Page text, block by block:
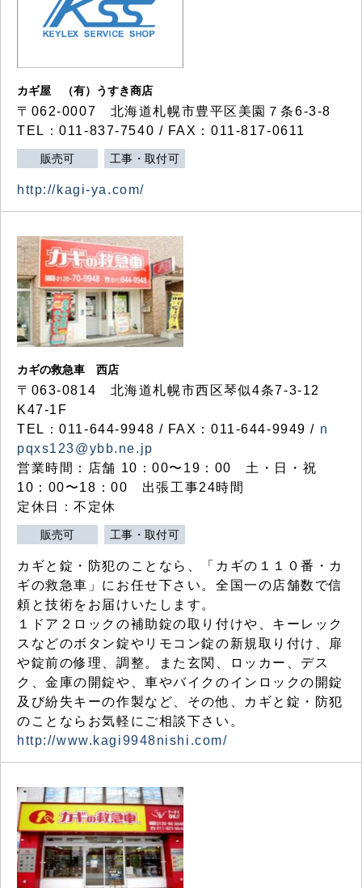
カギ屋 （有）うすき商店
〒062-0007 北海道札幌市豊平区美園７条6-3-8
TEL：011-837-7540 / FAX：011-817-0611
販売可 工事・取付可
http://kagi-ya.com/
カギの救急車 西店
〒063-0814 北海道札幌市西区琴似4条7-3-12
K47-1F
TEL：011-644-9948 / FAX：011-644-9949 / n
pqxs123@ybb.ne.jp
営業時間：店舗 10：00〜19：00 土・日・祝
10：00〜18：00 出張工事24時間
定休日：不定休
販売可 工事・取付可
カギと錠・防犯のことなら、「カギの１１０番・カ
ギの救急車」にお任せ下さい。全国一の店舗数で信
頼と技術をお届けいたします。
１ドア２ロックの補助錠の取り付けや、キーレック
スなどのボタン錠やリモコン錠の新規取り付け、扉
や錠前の修理、調整。また玄関、ロッカー、デス
ク、金庫の開錠や、車やバイクのインロックの開錠
及び紛失キーの作製など、その他、カギと錠・防犯
のことならお気軽にご相談下さい。
http://www.kagi9948nishi.com/